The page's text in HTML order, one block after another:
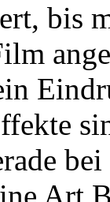
bis